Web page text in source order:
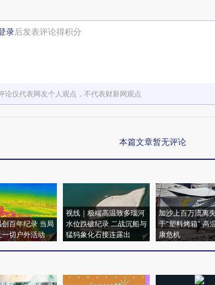
录后发表评论得积分
论仅代表网友个人观点，不代表财新网观点
本篇文章暂无评论
百年纪录 当局
切户外活动
视线｜极端高温致多瑙河
水位跌破纪录 二战沉船与
猛犸象化石接连露出
加沙上百万流离
于“塑料烤箱” 高
康危机